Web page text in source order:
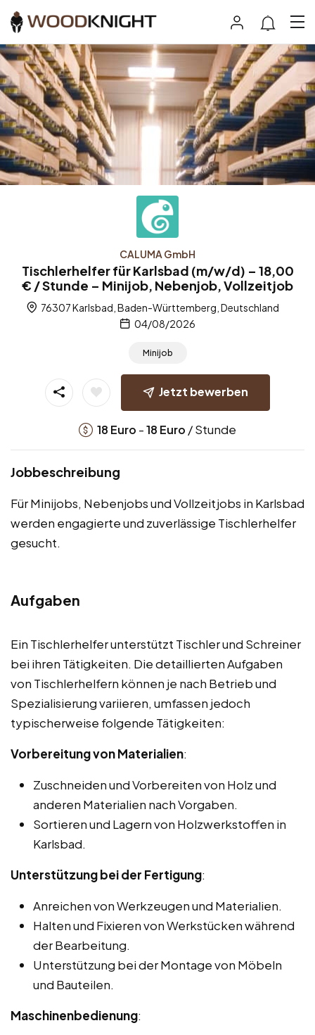
CALUMA GmbH
Tischlerhelfer für Karlsbad (m/w/d) – 18,00
€ / Stunde – Minijob, Nebenjob, Vollzeitjob
76307 Karlsbad, Baden-Württemberg, Deutschland
04/08/2026
Minijob
Jetzt bewerben
18 Euro -18 Euro / Stunde
Jobbeschreibung
Für Minijobs, Nebenjobs und Vollzeitjobs in Karlsbad
werden engagierte und zuverlässige Tischlerhelfer
gesucht.
Aufgaben
Ein Tischlerhelfer unterstützt Tischler und Schreiner
bei ihren Tätigkeiten. Die detaillierten Aufgaben
von Tischlerhelfern können je nach Betrieb und
Spezialisierung variieren, umfassen jedoch
typischerweise folgende Tätigkeiten:
Vorbereitung von Materialien:
Zuschneiden und Vorbereiten von Holz und
anderen Materialien nach Vorgaben.
Sortieren und Lagern von Holzwerkstoffen in
Karlsbad.
Unterstützung bei der Fertigung:
Anreichen von Werkzeugen und Materialien.
Halten und Fixieren von Werkstücken während
der Bearbeitung.
Unterstützung bei der Montage von Möbeln
und Bauteilen.
Maschinenbedienung: